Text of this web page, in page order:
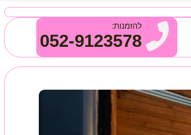
להזמנות:
052-9123578